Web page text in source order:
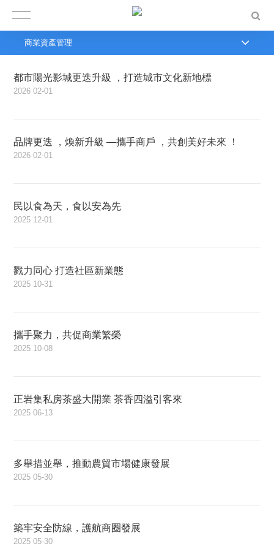
都市陽光影城更迭升級 ，打造城市文化新地標
2026 02-01
品牌更迭 ，煥新升級 —攜手商戶 ，共創美好未來 ！
2026 02-01
民以食為天，食以安為先
2025 12-01
戮力同心 打造社區新業態
2025 10-31
攜手聚力，共促商業繁榮
2025 10-08
正岩集私房茶盛大開業 茶香四溢引客來
2025 06-13
多舉措並舉，推動農貿市場健康發展
2025 05-30
築牢安全防線，護航商圈發展
2025 05-30
商業資產管理